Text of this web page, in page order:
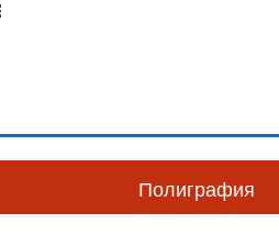
Полиграфия